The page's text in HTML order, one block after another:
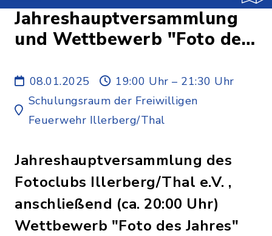
Jahreshauptversammlung
und Wettbewerb "Foto des
08.01.2025
19:00 Uhr – 21:30 Uhr
Schulungsraum der Freiwilligen
Feuerwehr Illerberg/Thal
Jahreshauptversammlung des
Fotoclubs Illerberg/Thal e.V. ,
anschließend (ca. 20:00 Uhr)
Wettbewerb "Foto des Jahres"